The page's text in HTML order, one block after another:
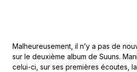
Malheureusement, il n’y a pas de
sur le deuxième album de Suuns.
celui-ci, sur ses premières écoutes,